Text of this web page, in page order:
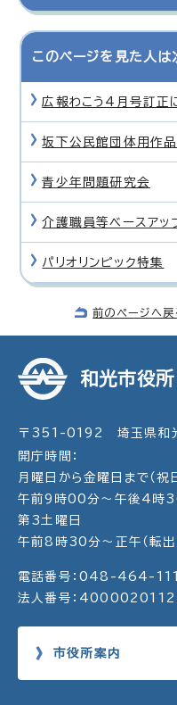
このページを見た人
広報わこう4月号訂正
坂下公民館団体用作
青少年問題研究会
介護職員等ベースアッ
パリオリンピック特集
前のページへ戻
和光市役所
〒351-0192 埼玉県和
開庁時間：
月曜日から金曜日まで（祝
午前9時00分～午後4時
第3土曜日
午前8時30分～正午（転出
電話番号：048-464-
法人番号：
市役所案内